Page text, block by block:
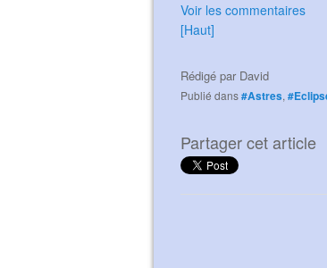
Voir les commentaires
[Haut]
Rédigé par David
Publié dans#Astres,
Partager cet article